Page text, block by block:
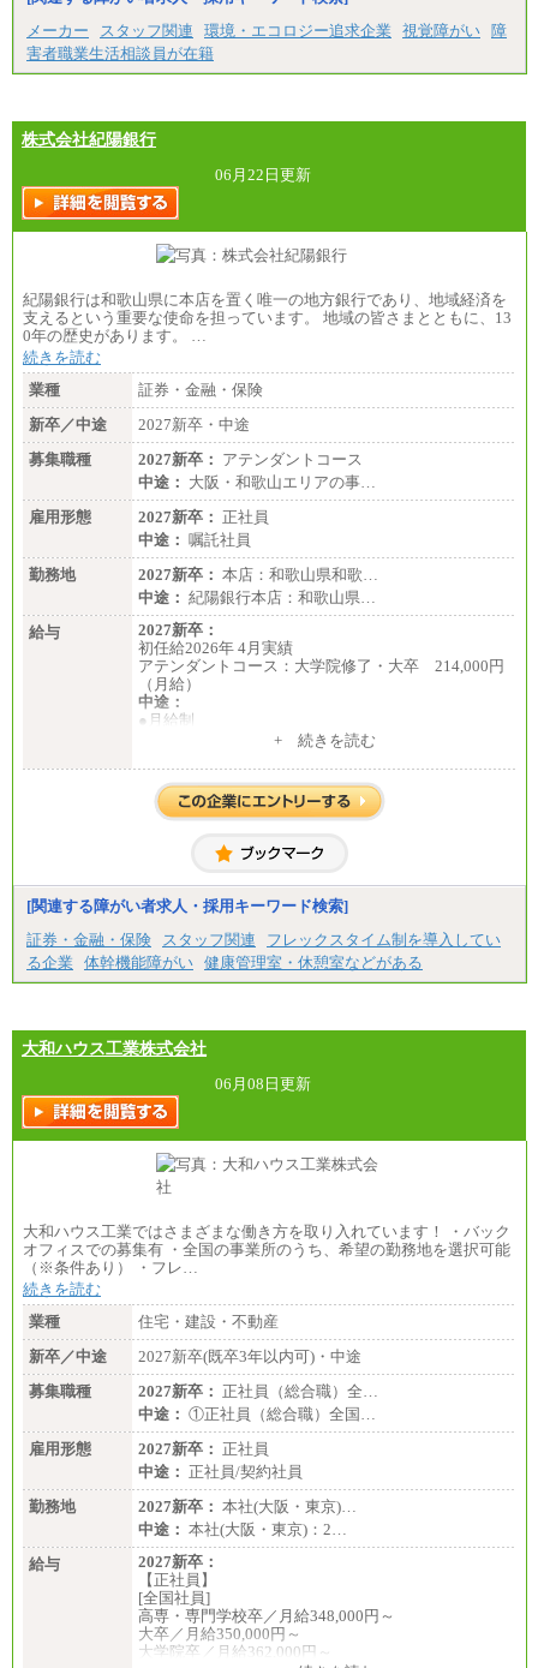
メーカー
スタッフ関連 環境・エコロジー追求企業 視覚障がい 障
害者職業生活相談員が在籍
株式会社紀陽銀行
06月22日更新
紀陽銀行は和歌山県に本店を置く唯一の地方銀行であり、地域経済を
支えるという重要な使命を担っています。 地域の皆さまとともに、13
0年の歴史があります。 …
続きを読む
業種
証券・金融・保険
新卒／中途
2027新卒・中途
募集職種
2027新卒： アテンダントコース
中途： 大阪・和歌山エリアの事…
雇用形態
2027新卒： 正社員
中途： 嘱託社員
勤務地
2027新卒： 本店：和歌山県和歌…
中途： 紀陽銀行本店：和歌山県…
給与
2027新卒：
初任給2026年 4月実績
アテンダントコース：大学院修了・大卒 214,000円
（月給）
中途：
●月給制
月給：185,000円～250,000円 (想定年収：230万円 ～
（163時間/月）
※勤務地、経験により異なります。
+ 続きを読む
[関連する障がい者求人・採用キーワード検索]
証券・金融・保険
スタッフ関連
フレックスタイム制を導入してい
る企業
体幹機能障がい 健康管理室・休憩室などがある
大和ハウス工業株式会社
06月08日更新
大和ハウス工業ではさまざまな働き方を取り入れています！ ・バック
オフィスでの募集有 ・全国の事業所のうち、希望の勤務地を選択可能
（※条件あり） ・フレ…
続きを読む
業種
住宅・建設・不動産
新卒／中途
2027新卒(既卒3年以内可)・中途
募集職種
2027新卒： 正社員（総合職）全…
中途： ①正社員（総合職）全国…
雇用形態
2027新卒： 正社員
中途： 正社員/契約社員
勤務地
2027新卒： 本社(大阪・東京)…
中途： 本社(大阪・東京)：2…
給与
2027新卒：
【正社員】
[全国社員]
高専・専門学校卒／月給348,000円～
大卒／月給350,000円～
大学院卒／月給362,000円～